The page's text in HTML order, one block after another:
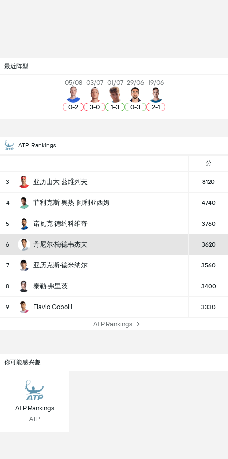
最近阵型
05/08
0-2
03/07
3-0
01/07
1-3
29/06
0-3
19/06
2-1
ATP Rankings
分
3 亚历山大·兹维列夫 8120
4 菲利克斯·奥热-阿利亚西姆 4740
5 诺瓦克·德约科维奇 3760
6 丹尼尔·梅德韦杰夫 3620
7 亚历克斯·德米纳尔 3560
8 泰勒·弗里茨 3400
9 Flavio Cobolli 3330
ATP Rankings
你可能感兴趣
ATP Rankings
ATP